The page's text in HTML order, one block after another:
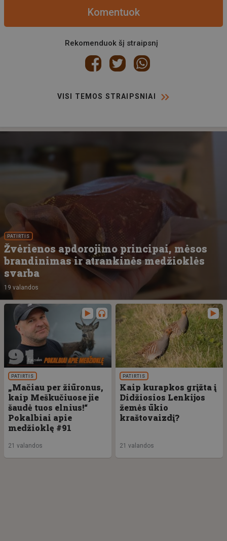
Komentuok
Rekomenduok šį straipsnį
VISI TEMOS STRAIPSNIAI
PATIRTIS
Žvėrienos apdorojimo principai, mėsos
brandinimas ir atrankinės medžioklės
svarba
19 valandos
PATIRTIS
„Mačiau per žiūronus,
kaip Meškučiuose jie
šaudė tuos elnius!“
Pokalbiai apie
medžioklę #91
21 valandos
PATIRTIS
Kaip kurapkos grįžta į
Didžiosios Lenkijos
žemės ūkio
kraštovaizdį?
21 valandos